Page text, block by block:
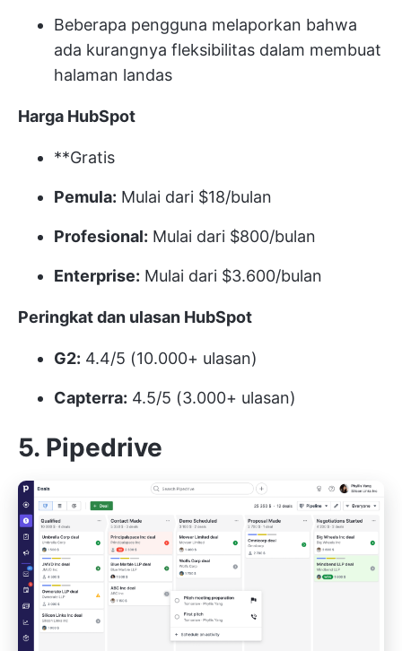
Beberapa pengguna melaporkan bahwa
ada kurangnya fleksibilitas dalam membuat
halaman landas
Harga HubSpot
**Gratis
Pemula: Mulai dari $18/bulan
Profesional: Mulai dari $800/bulan
Enterprise: Mulai dari $3.600/bulan
Peringkat dan ulasan HubSpot
G2: 4.4/5 (10.000+ ulasan)
Capterra: 4.5/5 (3.000+ ulasan)
5. Pipedrive